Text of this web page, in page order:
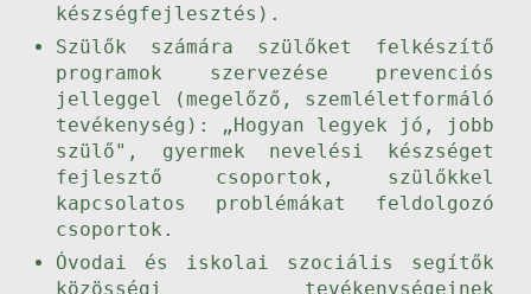
készségfejlesztés).
Szülők számára szülőket felkészítő
programok szervezése prevenciós
jelleggel (megelőző, szemléletformáló
tevékenység): „Hogyan legyek jó, jobb
szülő", gyermek nevelési készséget
fejlesztő csoportok, szülőkkel
kapcsolatos problémákat feldolgozó
csoportok.
Óvodai és iskolai szociális segítők
közösségi tevékenységeinek